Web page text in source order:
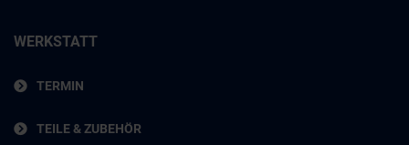
WERKSTATT
TERMIN
TEILE & ZUBEHÖR